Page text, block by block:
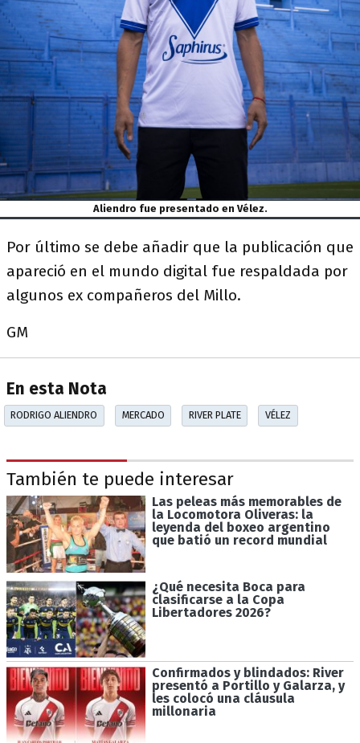
Aliendro fue presentado en Vélez.
Por último se debe añadir que la publicación que
apareció en el mundo digital fue respaldada por
algunos ex compañeros del Millo.
GM
En esta Nota
RODRIGO ALIENDRO MERCADO RIVER PLATE VÉLEZ
También te puede interesar
Las peleas más memorables de
la Locomotora Oliveras: la
leyenda del boxeo argentino
que batió un record mundial
¿Qué necesita Boca para
clasificarse a la Copa
Libertadores 2026?
Confirmados y blindados: River
presentó a Portillo y Galarza, y
les colocó una cláusula
millonaria